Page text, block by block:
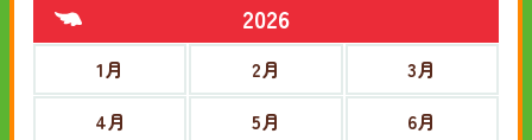
2026
1月 2月
3月
4月
5月
6月